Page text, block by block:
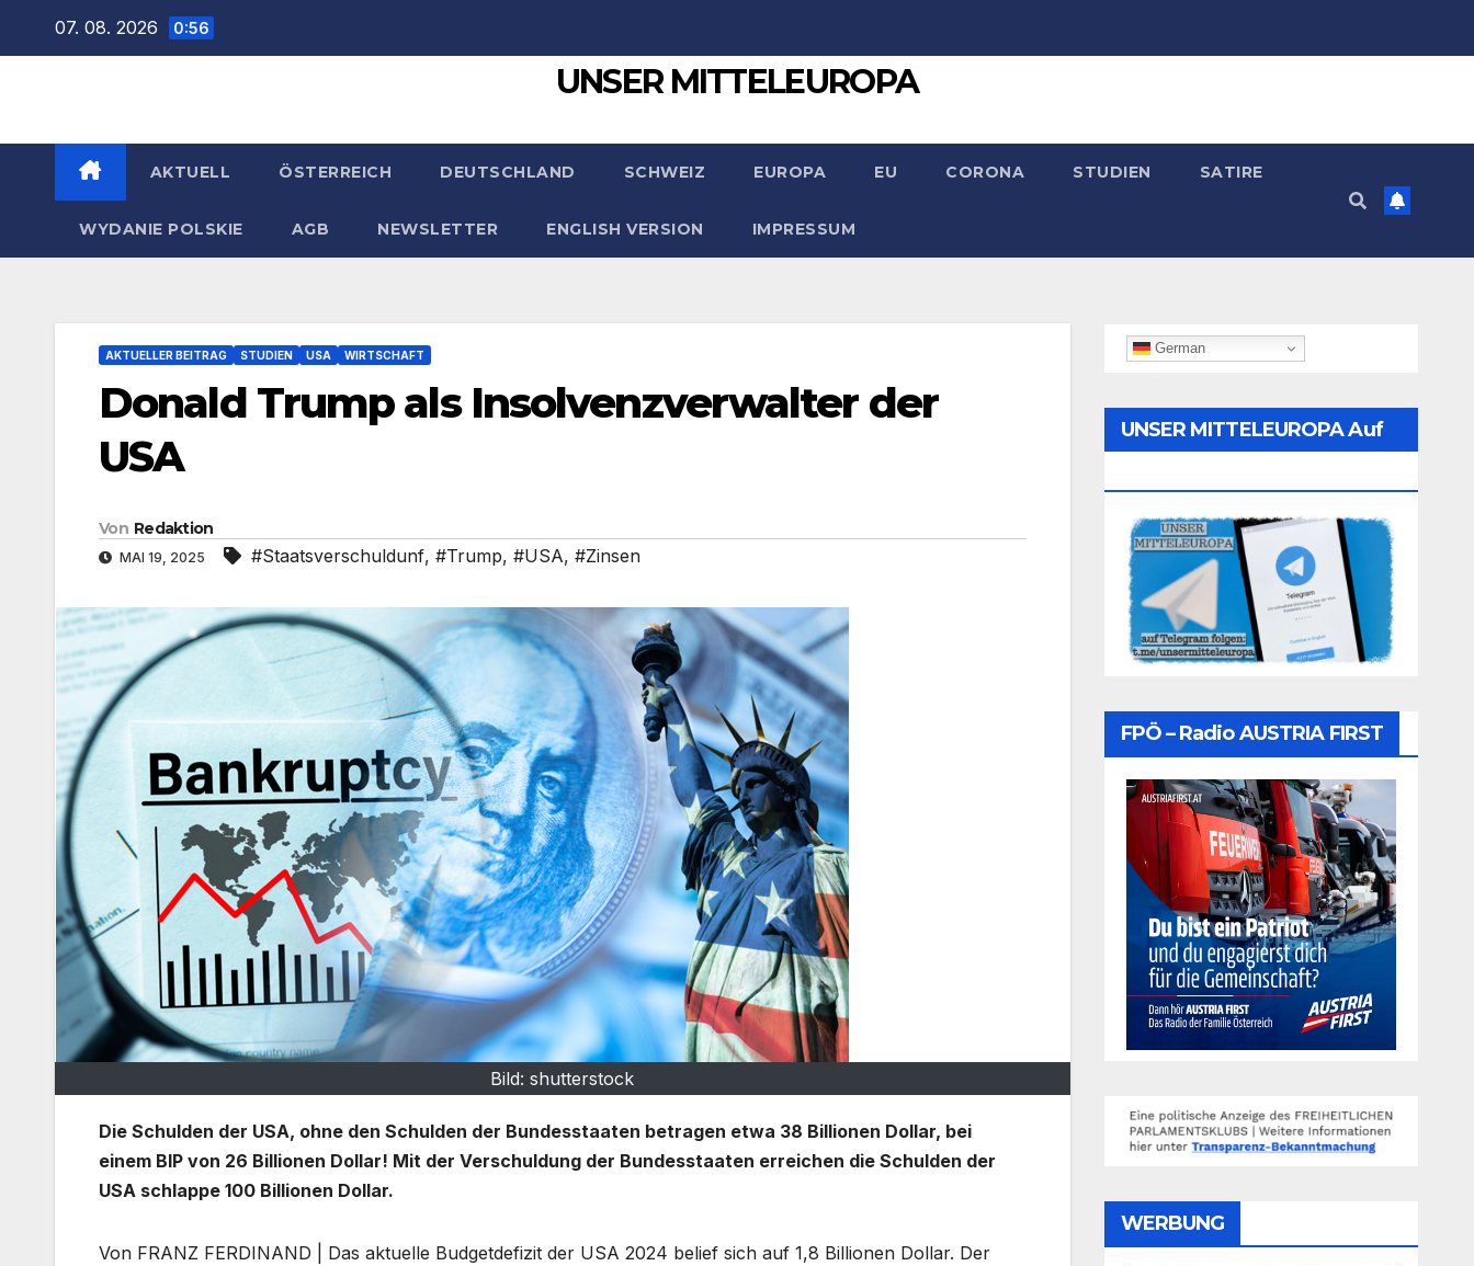
07. 08. 2026 0:56
UNSER MITTELEUROPA
AKTUELL ÖSTERREICH DEUTSCHLAND SCHWEIZ EUROPA EU CORONA STUDIEN SATIRE
WYDANIE POLSKIE AGB NEWSLETTER ENGLISH VERSION IMPRESSUM
AKTUELLER BEITRAG STUDIEN USA WIRTSCHAFT
Donald Trump als Insolvenzverwalter der
USA
Von Redaktion
MAI 19, 2025 #Staatsverschuldunf, #Trump, #USA, #Zinsen
Bild: shutterstock
Die Schulden der USA, ohne den Schulden der Bundesstaaten betragen etwa 38 Billionen Dollar, bei
einem BIP von 26 Billionen Dollar! Mit der Verschuldung der Bundesstaaten erreichen die Schulden der
USA schlappe 100 Billionen Dollar.
Von FRANZ FERDINAND | Das aktuelle Budgetdefizit der USA 2024 belief sich auf 1,8 Billionen Dollar. Der
German
UNSER MITTELEUROPA Auf
FPÖ – Radio AUSTRIA FIRST
WERBUNG